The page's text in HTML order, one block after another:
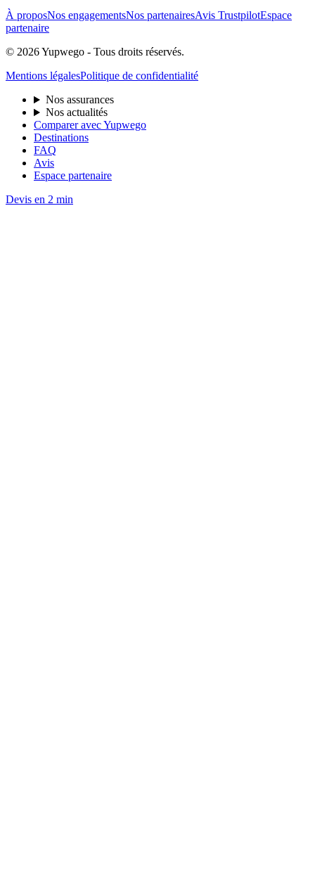
À proposNos engagementsNos partenairesAvis TrustpilotEspace
partenaire
© 2026 Yupwego - Tous droits réservés.
Mentions légalesPolitique de confidentialité
Nos assurances
Nos actualités
Comparer avec Yupwego
Destinations
FAQ
Avis
Espace partenaire
Devis en 2 min